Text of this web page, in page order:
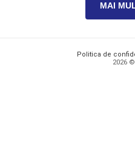
MAI
Politica de
2026